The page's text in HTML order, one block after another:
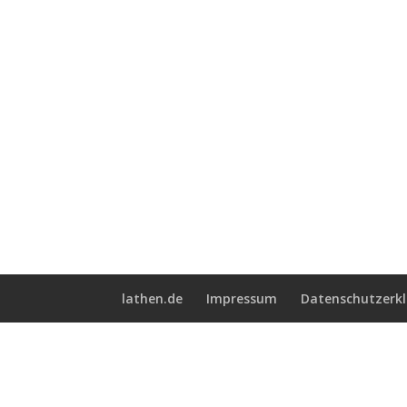
lathen.de Impressum